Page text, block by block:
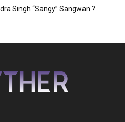
Singh “Sangy” Sangwan ?